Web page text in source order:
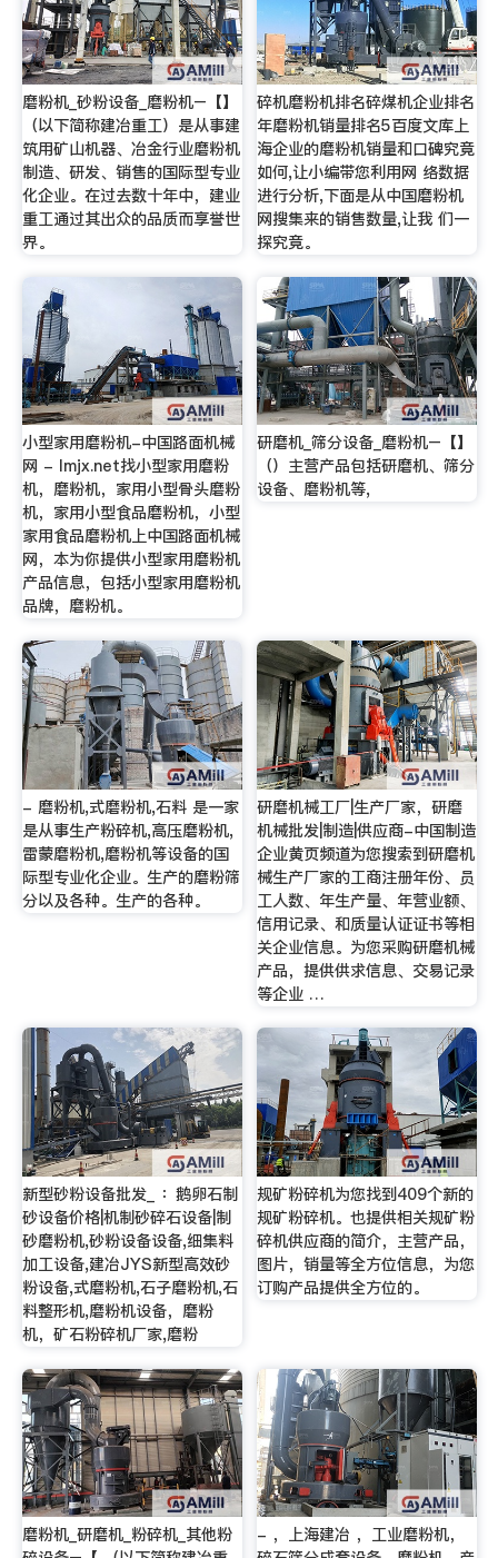
磨粉机_砂粉设备_磨粉机–【】
（以下简称建冶重工）是从事建
筑用矿山机器、冶金行业磨粉机
制造、研发、销售的国际型专业
化企业。在过去数十年中，建业
重工通过其出众的品质而享誉世
界。
碎机磨粉机排名碎煤机企业排名
年磨粉机销量排名5百度文库上
海企业的磨粉机销量和口碑究竟
如何,让小编带您利用网 络数据
进行分析,下面是从中国磨粉机
网搜集来的销售数量,让我 们一
探究竟。
小型家用磨粉机-中国路面机械
网 - lmjx.net找小型家用磨粉
机，磨粉机，家用小型骨头磨粉
机，家用小型食品磨粉机，小型
家用食品磨粉机上中国路面机械
网，本为你提供小型家用磨粉机
产品信息，包括小型家用磨粉机
品牌，磨粉机。
研磨机_筛分设备_磨粉机–【】
（）主营产品包括研磨机、筛分
设备、磨粉机等,
- 磨粉机,式磨粉机,石料 是一家
是从事生产粉碎机,高压磨粉机,
雷蒙磨粉机,磨粉机等设备的国
际型专业化企业。生产的磨粉筛
分以及各种。生产的各种。
研磨机械工厂|生产厂家，研磨
机械批发|制造|供应商-中国制造
企业黄页频道为您搜索到研磨机
械生产厂家的工商注册年份、员
工人数、年生产量、年营业额、
信用记录、和质量认证证书等相
关企业信息。为您采购研磨机械
产品，提供供求信息、交易记录
等企业 …
新型砂粉设备批发_ ：鹅卵石制
砂设备价格|机制砂碎石设备|制
砂磨粉机,砂粉设备设备,细集料
加工设备,建冶JYS新型高效砂
粉设备,式磨粉机,石子磨粉机,石
料整形机,磨粉机设备，磨粉
机，矿石粉碎机厂家,磨粉
规矿粉碎机为您找到409个新的
规矿粉碎机。也提供相关规矿粉
碎机供应商的简介，主营产品，
图片，销量等全方位信息，为您
订购产品提供全方位的。
磨粉机_研磨机_粉碎机_其他粉
- ，上海建冶 ，工业磨粉机，